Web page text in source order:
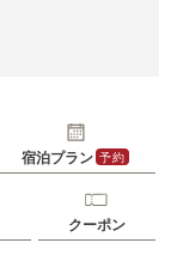
宿泊プラン 予約
クーポン